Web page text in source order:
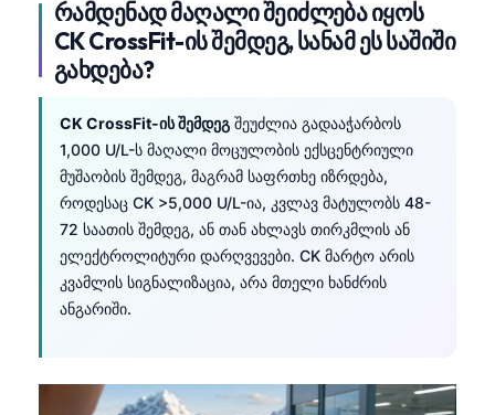
რამდენად მაღალი შეიძლება იყოს
CK CrossFit-ის შემდეგ, სანამ ეს საშიში
გახდება?
CK CrossFit-ის შემდეგ შეუძლია გადააჭარბოს
1,000 U/L-ს მაღალი მოცულობის ექსცენტრიული
მუშაობის შემდეგ, მაგრამ საფრთხე იზრდება,
როდესაც CK >5,000 U/L-ია, კვლავ მატულობს 48-
72 საათის შემდეგ, ან თან ახლავს თირკმლის ან
ელექტროლიტური დარღვევები. CK მარტო არის
კვამლის სიგნალიზაცია, არა მთელი ხანძრის
ანგარიში.